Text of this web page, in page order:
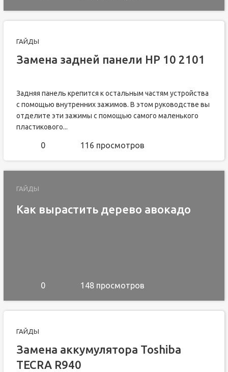
ГАЙДЫ
Замена задней панели HP 10 2101
Задняя панель крепится к остальным частям устройства
с помощью внутренних зажимов. В этом руководстве вы
отделите эти зажимы с помощью самого маленького
пластикового...
0 116 просмотров
ГАЙДЫ
Как вырастить дерево авокадо
0 148 просмотров
ГАЙДЫ
Замена аккумулятора Toshiba
TECRA R940